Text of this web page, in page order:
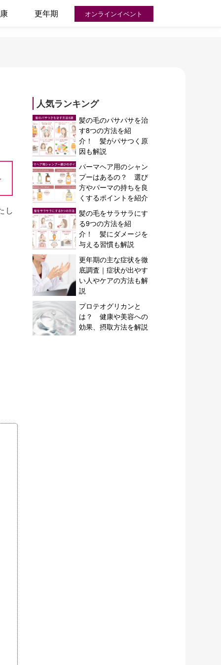
更年期 オンラインイベント
し
人気ランキング
髪の毛のパサパサを治
す8つの方法を紹
介！ 髪がパサつく原
因も解説
パーマヘア用のシャン
プーはあるの？ 選び
方やパーマの持ちを良
くするポイントを紹介
髪の毛をサラサラにす
る9つの方法を紹
介！ 髪にダメージを
与える習慣も解説
更年期の主な症状を徹
底調査｜症状が出やす
い人やケアの方法も解
説
プロテオグリカンと
は？ 健康や美容への
効果、摂取方法を解説